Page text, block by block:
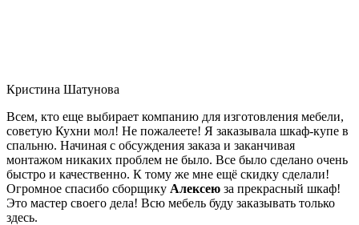
Кристина Шатунова
Всем, кто еще выбирает компанию для изготовления мебели,
советую Кухни мол! Не пожалеете! Я заказывала шкаф-купе в
спальню. Начиная с обсуждения заказа и заканчивая
монтажом никаких проблем не было. Все было сделано очень
быстро и качественно. К тому же мне ещё скидку сделали!
Огромное спасибо сборщику Алексею за прекрасный шкаф!
Это мастер своего дела! Всю мебель буду заказывать только
здесь.